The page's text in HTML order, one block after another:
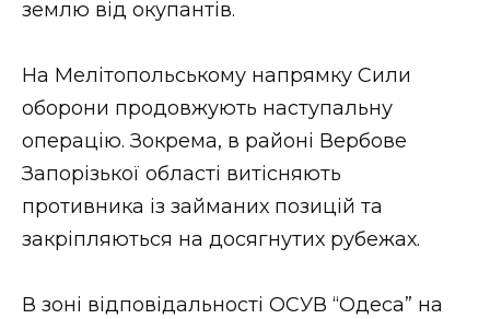
землю від окупантів.
На Мелітопольському напрямку Сили
оборони продовжують наступальну
операцію. Зокрема, в районі Вербове
Запорізької області витісняють
противника із займаних позицій та
закріпляються на досягнутих рубежах.
В зоні відповідальності ОСУВ “Одеса” на